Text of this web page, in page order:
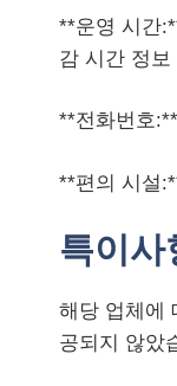
**운영 시간
감 시간 정보
**전화번호
**편의 시설
특이사
해당 업체에
공되지 않았